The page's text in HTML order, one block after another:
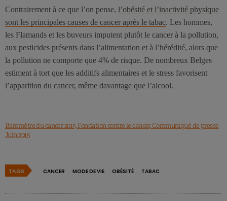
Contrairement à ce que l’on pense, l’obésité et l’inactivité physique
sont les principales causes de cancer après le tabac. Les hommes,
les Flamands et les buveurs imputent plutôt le cancer à la pollution,
aux pesticides présents dans l’alimentation et à l’hérédité, alors que
la pollution ne comporte que 4% de risque. De nombreux Belges
estiment à tort que les additifs alimentaires et le stress favorisent
l’apparition du cancer, même davantage que l’alcool.
Baromètre du cancer 2015, Fondation contre le cancer, Communiqué de presse
Juin 2015
TAGS CANCER MODE DE VIE OBÉSITÉ TABAC